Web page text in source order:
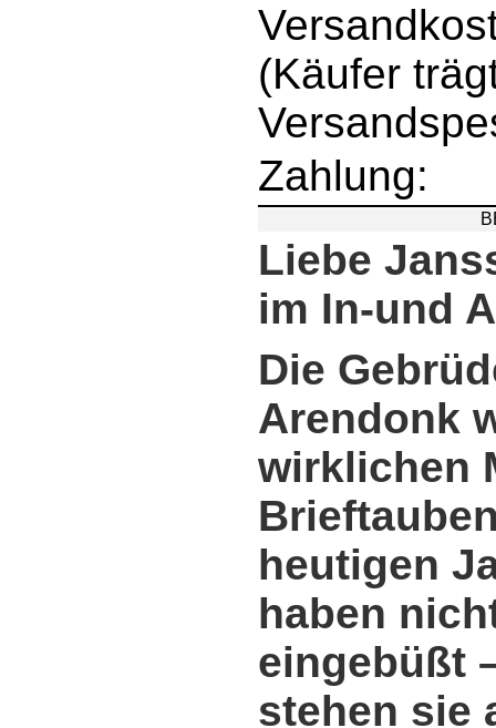
(Käufer
Zahlung:
Liebe
im In-und
Die
Arendonk
wirklichen
heutigen
haben
eingebüßt
stehen sie